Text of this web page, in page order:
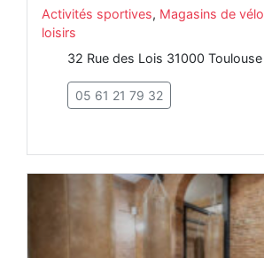
Activités sportives, Magasins de vélo
loisirs
32 Rue des Lois 31000 Toulouse
05 61 21 79 32